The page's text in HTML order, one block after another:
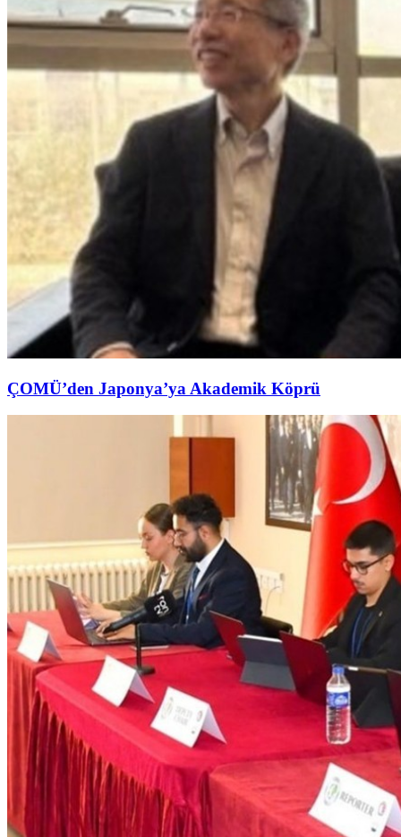
ÇOMÜ’den Japonya’ya Akademik Köprü